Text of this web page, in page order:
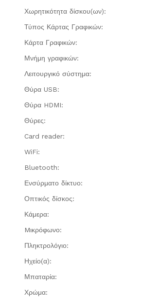
Χωρητικότητα δίσκου(ων):
Τύπος Κάρτας Γραφικών:
Κάρτα Γραφικών:
Μνήμη γραφικών:
Λειτουργικό σύστημα:
Θύρα USB:
Θύρα HDMI:
Θύρες:
Card reader:
WiFi:
Bluetooth:
Ενσύρματο δίκτυο:
Οπτικός δίσκος:
Κάμερα:
Mικρόφωνο:
Πληκτρολόγιο:
Ηχείο(α):
Μπαταρία:
Χρώμα: